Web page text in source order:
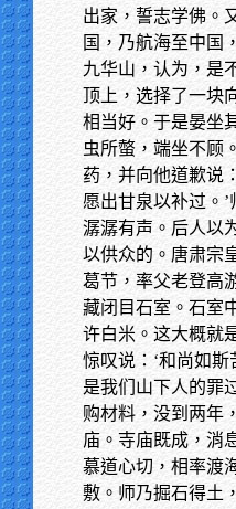
出家，誓志学佛。
国，乃航海至中国
九华山，认为，是
顶上，选择了一块
相当好。于是晏坐
虫所螫，端坐不顾
药，并向他道歉说
愿出甘泉以补过。’
潺潺有声。后人以
以供众的。唐肃宗
葛节，率父老登高
藏闭目石室。石室
许白米。这大概就
惊叹说：‘和尚如
是我们山下人的罪
购材料，没到两年
庙。寺庙既成，消
慕道心切，相率渡
敷。师乃掘石得土